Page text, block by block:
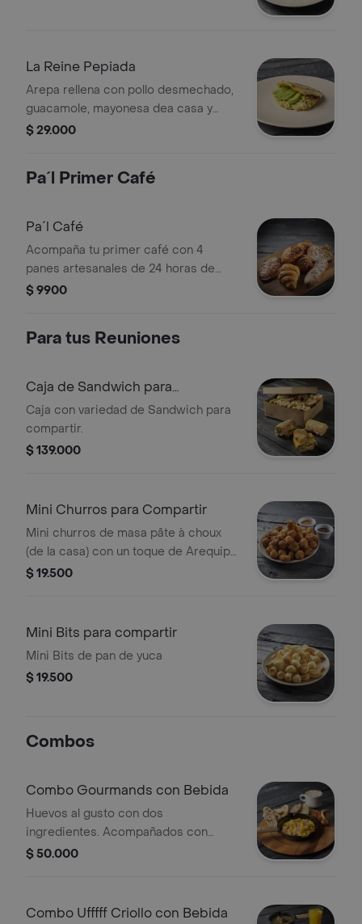
La Reine Pepiada
Arepa rellena con pollo desmechado,
guacamole, mayonesa dea casa y
aguacate fresco.
$ 29.000
Pa´l Primer Café
Pa´l Café
Acompaña tu primer café con 4
panes artesanales de 24 horas de
fabricación. Hornéalos de 3 a 5 min a
$ 9900
Para tus Reuniones
Caja de Sandwich para
Compartir
Caja con variedad de Sandwich para
compartir.
$ 139.000
Mini Churros para Compartir
Mini churros de masa pâte à choux
(de la casa) con un toque de Arequipe
y Crema de Avellanas
$ 19.500
Mini Bits para compartir
Mini Bits de pan de yuca
$ 19.500
Combos
Combo Gourmands con Bebida
Huevos al gusto con dos
ingredientes. Acompañados con
media canasta de pan Bagatelle.
$ 50.000
Combo Ufffff Criollo con Bebida